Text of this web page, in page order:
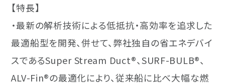
【特長】
・最新の解析技術による低抵抗・高効率を追求した
最適船型を開発、併せて、弊社独自の省エネデバイ
スであるSuper Stream Duct®、SURF-BULB®、
ALV-Fin®の最適化により、従来船に比べ大幅な燃